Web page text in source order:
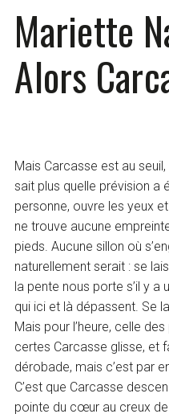
Mariette
Alors
Mais Carcasse est au
sait plus quelle prévision a
personne, ouvre les yeux
ne trouve aucune
pieds. Aucune sillon où
naturellement serait : se
la pente nous porte s’il y a
qui ici et là dépassent. Se
Mais pour l’heure, celle
certes Carcasse glisse, et
dérobade, mais c’est par
C’est que Carcasse
pointe du cœur au creux